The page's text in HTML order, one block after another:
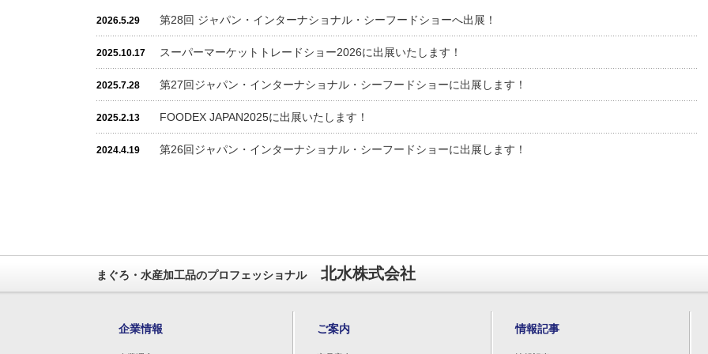
2026.5.29 第28回 ジャパン・インターナショナル・シーフードショーへ出展！
2025.10.17 スーパーマーケットトレードショー2026に出展いたします！
2025.7.28 第27回ジャパン・インターナショナル・シーフードショーに出展します！
2025.2.13 FOODEX JAPAN2025に出展いたします！
2024.4.19 第26回ジャパン・インターナショナル・シーフードショーに出展します！
まぐろ・水産加工品のプロフェッショナル 北水株式会社
企業情報 ご案内 情報記事